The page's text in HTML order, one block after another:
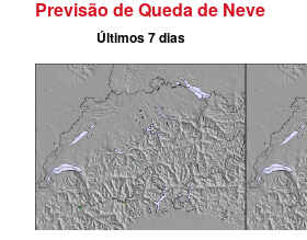
Previsão de Queda de Neve
Últimos 7 dias